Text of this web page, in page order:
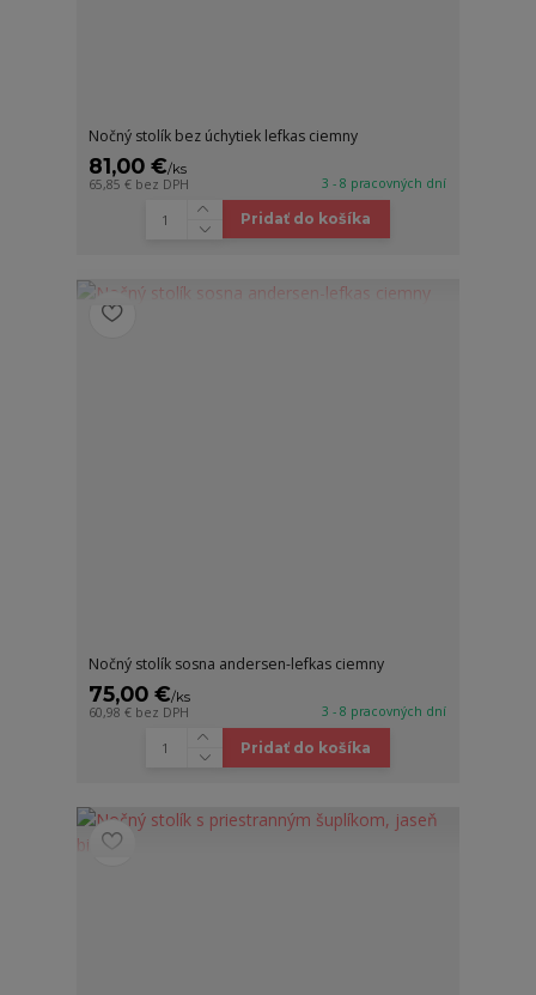
Nočný stolík bez úchytiek lefkas ciemny
81,00 €/ks
65,85 € bez DPH 3 - 8 pracovných dní
Pridať do košíka
Nočný stolík sosna andersen-lefkas ciemny
75,00 €/ks
60,98 € bez DPH 3 - 8 pracovných dní
Pridať do košíka